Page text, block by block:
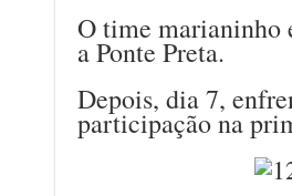
O time marianinho
a Ponte Preta.
Depois, dia 7,
participação na